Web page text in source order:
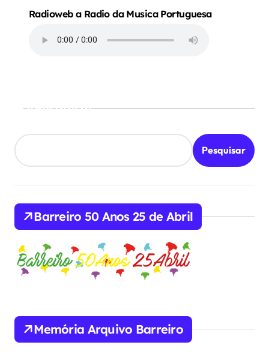
Radioweb a Radio da Musica Portuguesa
Pesquisar
Pesquisar
Barreiro 50 Anos 25 de Abril
Memória Arquivo Barreiro